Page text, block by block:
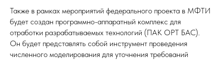
Также в рамках мероприятий федерального проекта в МФТИ
будет создан программно-аппаратный комплекс для
отработки разрабатываемых технологий (ПАК ОРТ БАС).
Он будет представлять собой инструмент проведения
численного моделирования для уточнения требований